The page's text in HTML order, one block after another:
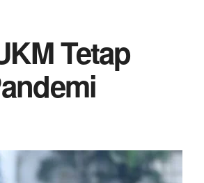
Tetap